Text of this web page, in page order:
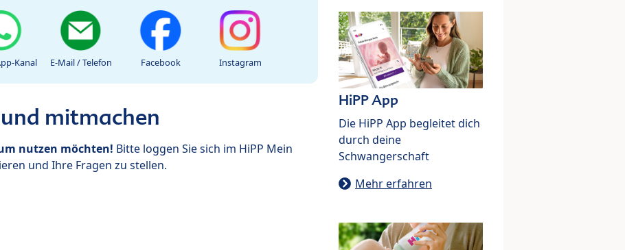
Kanal E-Mail / Telefon Facebook Instagram
mitmachen
nutzen möchten! Bitte loggen Sie sich im HiPP Mein
und Ihre Fragen zu stellen.
HiPP App
Die HiPP App begleitet dich
durch deine
Schwangerschaft
Mehr erfahren